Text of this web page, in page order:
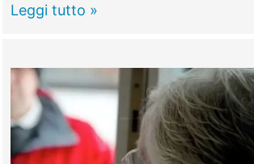
TIVOLI
legalità,
premiati
i
Leggi tutto »